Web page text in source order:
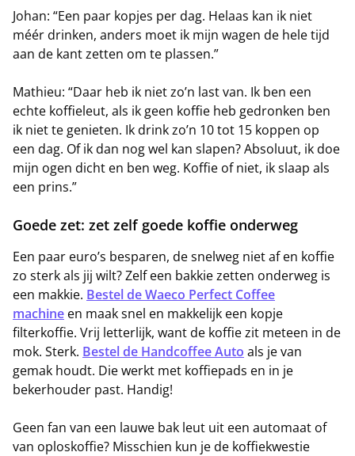
Johan: “Een paar kopjes per dag. Helaas kan ik niet
méér drinken, anders moet ik mijn wagen de hele tijd
aan de kant zetten om te plassen.”
Mathieu: “Daar heb ik niet zo’n last van. Ik ben een
echte koffieleut, als ik geen koffie heb gedronken ben
ik niet te genieten. Ik drink zo’n 10 tot 15 koppen op
een dag. Of ik dan nog wel kan slapen? Absoluut, ik doe
mijn ogen dicht en ben weg. Koffie of niet, ik slaap als
een prins.”
Goede zet: zet zelf goede koffie onderweg
Een paar euro’s besparen, de snelweg niet af en koffie
zo sterk als jij wilt? Zelf een bakkie zetten onderweg is
een makkie. Bestel de Waeco Perfect Coffee
machine en maak snel en makkelijk een kopje
filterkoffie. Vrij letterlijk, want de koffie zit meteen in de
mok. Sterk. Bestel de Handcoffee Auto als je van
gemak houdt. Die werkt met koffiepads en in je
bekerhouder past. Handig!
Geen fan van een lauwe bak leut uit een automaat of
van oploskoffie? Misschien kun je de koffiekwestie